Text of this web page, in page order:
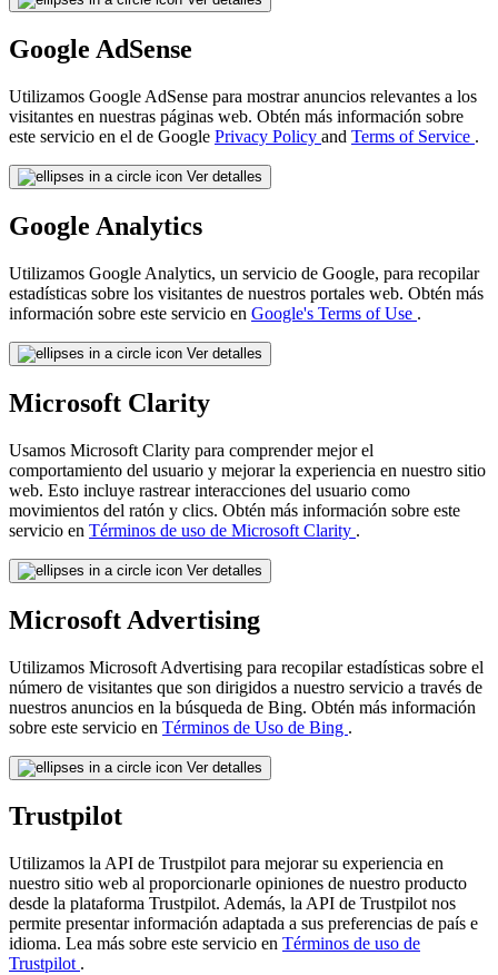
Google AdSense
Utilizamos Google AdSense para mostrar anuncios relevantes a los
visitantes en nuestras páginas web. Obtén más información sobre
este servicio en el de Google Privacy Policy and Terms of Service .
Ver detalles
Google Analytics
Utilizamos Google Analytics, un servicio de Google, para recopilar
estadísticas sobre los visitantes de nuestros portales web. Obtén más
información sobre este servicio en Google's Terms of Use .
Ver detalles
Microsoft Clarity
Usamos Microsoft Clarity para comprender mejor el
comportamiento del usuario y mejorar la experiencia en nuestro sitio
web. Esto incluye rastrear interacciones del usuario como
movimientos del ratón y clics. Obtén más información sobre este
servicio en Términos de uso de Microsoft Clarity .
Ver detalles
Microsoft Advertising
Utilizamos Microsoft Advertising para recopilar estadísticas sobre el
número de visitantes que son dirigidos a nuestro servicio a través de
nuestros anuncios en la búsqueda de Bing. Obtén más información
sobre este servicio en Términos de Uso de Bing .
Ver detalles
Trustpilot
Utilizamos la API de Trustpilot para mejorar su experiencia en
nuestro sitio web al proporcionarle opiniones de nuestro producto
desde la plataforma Trustpilot. Además, la API de Trustpilot nos
permite presentar información adaptada a sus preferencias de país e
idioma. Lea más sobre este servicio en Términos de uso de
Trustpilot .